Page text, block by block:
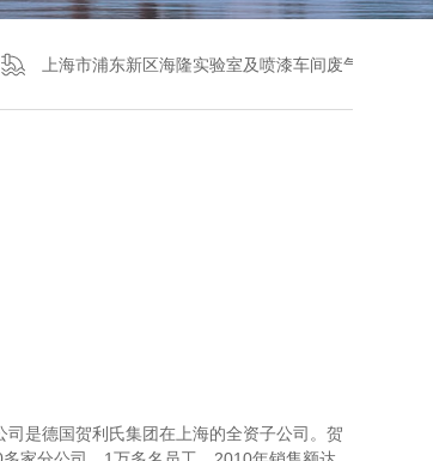
上海市浦东新区海隆实验室及喷漆车间废气处理项目
是德国贺利氏集团在上海的全资子公司。贺